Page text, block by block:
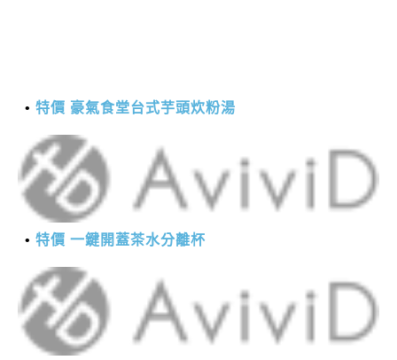
特價 豪氣食堂台式芋頭炊粉湯
特價 一鍵開蓋茶水分離杯